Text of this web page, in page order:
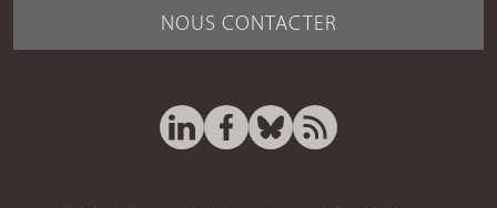
NOUS CONTACTER